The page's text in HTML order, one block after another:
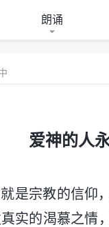
朗诵
爱神的人
是宗教的信仰
实的渴慕之情